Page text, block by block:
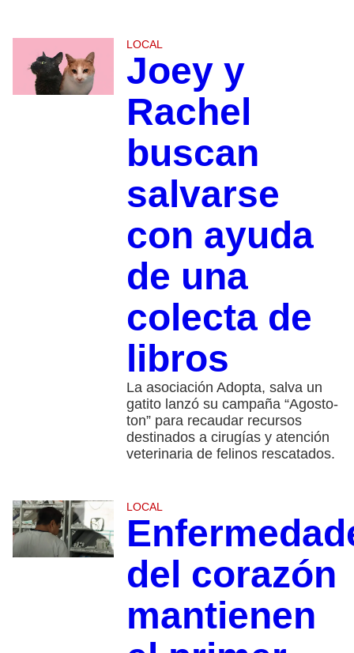
LOCAL
Joey y
Rachel
buscan
salvarse
con ayuda
de una
colecta de
libros
La asociación Adopta, salva un
gatito lanzó su campaña “Agosto-
ton” para recaudar recursos
destinados a cirugías y atención
veterinaria de felinos rescatados.
LOCAL
del corazón
mantienen